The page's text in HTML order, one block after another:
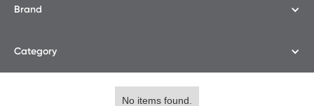
Brand
Category
No items found.